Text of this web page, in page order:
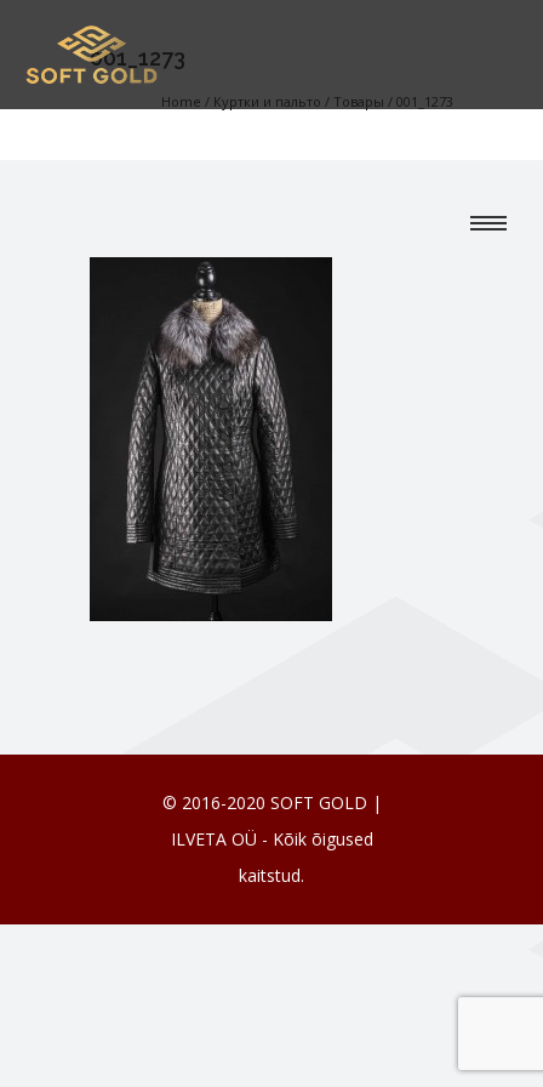
001_1273
Home / Куртки и пальто / Товары / 001_1273
© 2016-2020 SOFT GOLD |
ILVETA OÜ - Kõik õigused
kaitstud.